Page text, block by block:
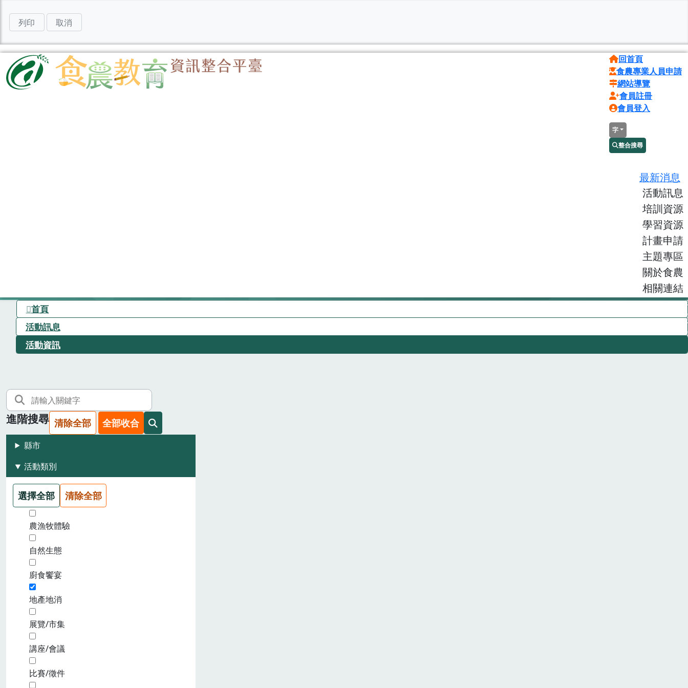
列印 取消
回首頁
食農專業人員申請
網站導覽
會員註冊
會員登入
字
整合搜尋
最新消息
活動訊息
培訓資源
學習資源
計畫申請
主題專區
關於食農
相關連結
首頁
活動訊息
活動資訊
進階搜尋 清除全部 全部收合
縣市
活動類別
選擇全部 清除全部
農漁牧體驗
自然生態
廚食饗宴
地產地消
展覽/市集
講座/會議
比賽/徵件